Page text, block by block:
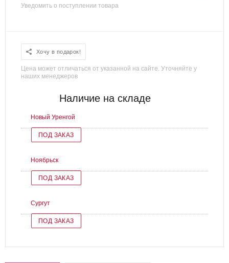
Уведомить о поступлении товара
Хочу в подарок!
Цена может отличаться от указанной на сайте. Уточняйте у
наших менеджеров
Наличие на складе
Новый Уренгой
ПОД ЗАКАЗ
Ноябрьск
ПОД ЗАКАЗ
Сургут
ПОД ЗАКАЗ